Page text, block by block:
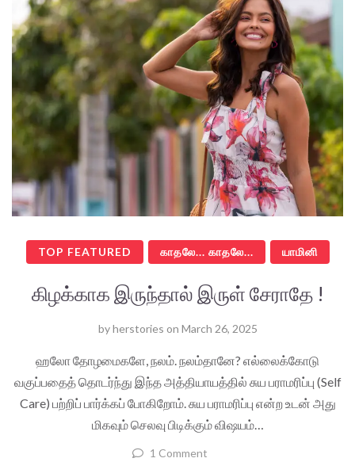
TOP FEATURED காதலே... காதலே... யாமினி
கிழக்காக இருந்தால் இருள் சேராதே !
byherstories on March 26, 2025
ஹலோ தோழமைகளே, நலம். நலம்தானே? எல்லைக்கோடு
வகுப்பதைத் தொடர்ந்து இந்த அத்தியாயத்தில் சுய பராமரிப்பு (Self
Care) பற்றிப் பார்க்கப் போகிறோம். சுய பராமரிப்பு என்ற உடன் அது
மிகவும் செலவு பிடிக்கும் விஷயம்…
1 Comment